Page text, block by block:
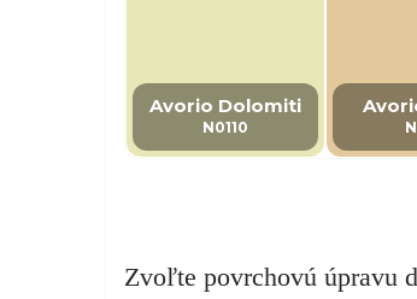
Avorio Dolomiti
N0110
Zvoľte povrchovú úpravu